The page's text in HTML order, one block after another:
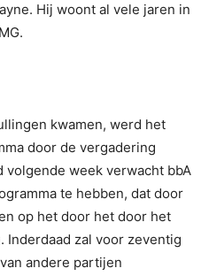
Hij woont al vele jaren in
kwamen, werd het
door de vergadering
volgende week verwacht bbA
te hebben, dat door
op het door het door het
zal voor zeventig
andere partijen